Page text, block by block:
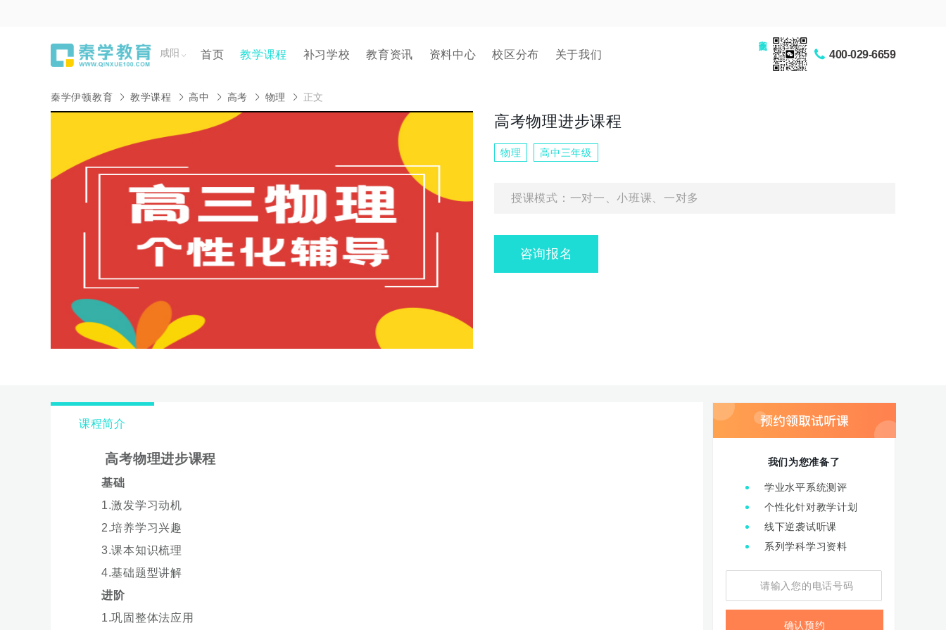
咸阳 首页 教学课程 补习学校 教育资讯 资料中心 校区分布 关于我们 400-029-6659
秦学伊顿教育 教学课程 高中 高考 物理 正文
高考物理进步课程
物理 高中三年级
授课模式：一对一、小班课、一对多
咨询报名
课程简介
高考物理进步课程
基础
1.激发学习动机
2.培养学习兴趣
3.课本知识梳理
4.基础题型讲解
进阶
1.巩固整体法应用
我们为您准备了
学业水平系统测评
个性化针对教学计划
线下逆袭试听课
系列学科学习资料
确认预约